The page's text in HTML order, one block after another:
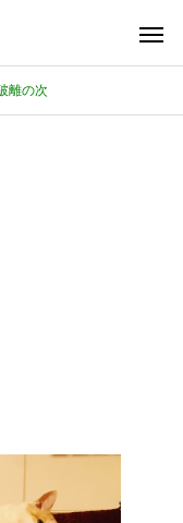
離の次